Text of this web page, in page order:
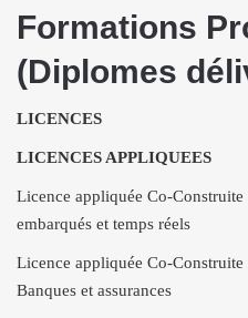
Formations
(Diplomes
LICENCES
LICENCES APPLIQUEES
Licence appliquée Co-
embarqués et temps réels
Licence appliquée Co-
Banques et assurances